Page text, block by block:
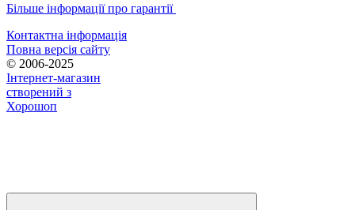
Більше інформації про гарантії
Контактна інформація
Повна версія сайту
© 2006-2025
Інтернет-магазин
створений з
Хорошоп